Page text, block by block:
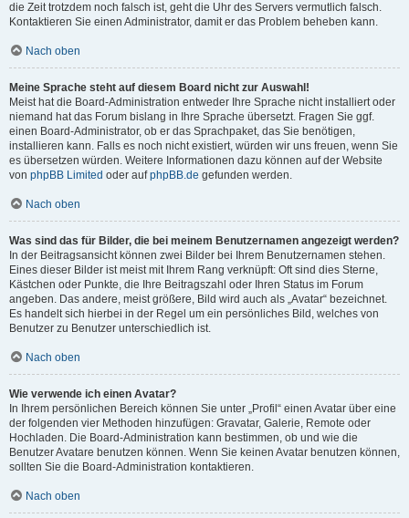
die Zeit trotzdem noch falsch ist, geht die Uhr des Servers vermutlich falsch.
Kontaktieren Sie einen Administrator, damit er das Problem beheben kann.
Nach oben
Meine Sprache steht auf diesem Board nicht zur Auswahl!
Meist hat die Board-Administration entweder Ihre Sprache nicht installiert oder
niemand hat das Forum bislang in Ihre Sprache übersetzt. Fragen Sie ggf.
einen Board-Administrator, ob er das Sprachpaket, das Sie benötigen,
installieren kann. Falls es noch nicht existiert, würden wir uns freuen, wenn Sie
es übersetzen würden. Weitere Informationen dazu können auf der Website
von phpBB Limited oder aufphpBB.de gefunden werden.
Nach oben
Was sind das für Bilder, die bei meinem Benutzernamen angezeigt werden?
In der Beitragsansicht können zwei Bilder bei Ihrem Benutzernamen stehen.
Eines dieser Bilder ist meist mit Ihrem Rang verknüpft: Oft sind dies Sterne,
Kästchen oder Punkte, die Ihre Beitragszahl oder Ihren Status im Forum
angeben. Das andere, meist größere, Bild wird auch als „Avatar“ bezeichnet.
Es handelt sich hierbei in der Regel um ein persönliches Bild, welches von
Benutzer zu Benutzer unterschiedlich ist.
Nach oben
Wie verwende ich einen Avatar?
In Ihrem persönlichen Bereich können Sie unter „Profil“ einen Avatar über eine
der folgenden vier Methoden hinzufügen: Gravatar, Galerie, Remote oder
Hochladen. Die Board-Administration kann bestimmen, ob und wie die
Benutzer Avatare benutzen können. Wenn Sie keinen Avatar benutzen können,
sollten Sie die Board-Administration kontaktieren.
Nach oben